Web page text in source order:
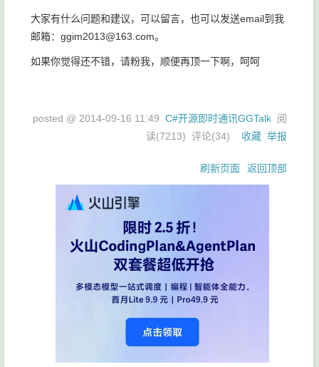
大家有什么问题和建议，可以留言，也可以发送email到我
邮箱：ggim2013@163.com。
如果你觉得还不错，请粉我，顺便再顶一下啊，呵呵
posted @ 2014-09-16 11:49 C#开源即时通讯GGTalk 阅
读(7213) 评论(34) 收藏 举报
刷新页面 返回顶部